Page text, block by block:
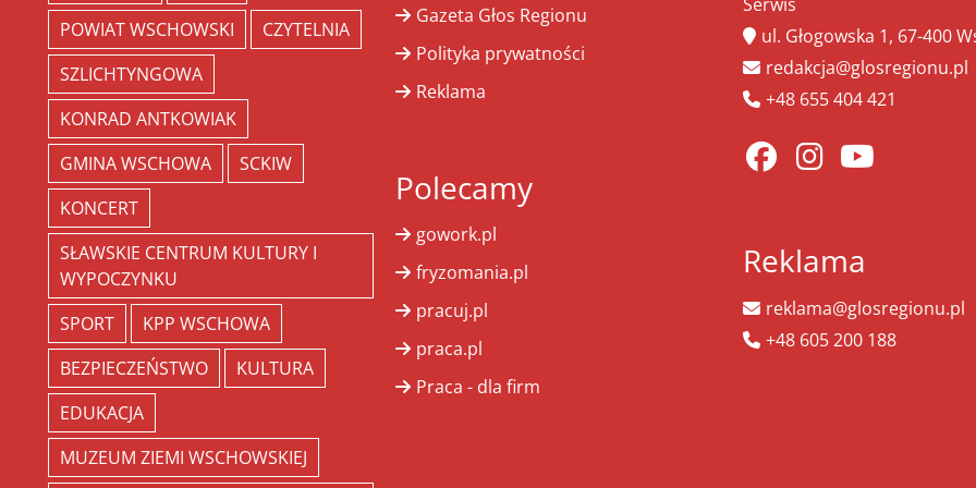
POWIAT WSCHOWSKI
CZYTELNIA
SZLICHTYNGOWA
KONRAD ANTKOWIAK
GMINA WSCHOWA
SCKIW
KONCERT
SŁAWSKIE CENTRUM KULTURY I
WYPOCZYNKU
SPORT
KPP WSCHOWA
BEZPIECZEŃSTWO
KULTURA
EDUKACJA
MUZEUM ZIEMI WSCHOWSKIEJ
Gazeta Głos Regionu
Polityka prywatności
Reklama
Polecamy
gowork.pl
fryzomania.pl
pracuj.pl
praca.pl
Praca - dla firm
ul. Głogowska 1, 67-400
redakcja@glosregionu.pl
+48 655 404 421
Reklama
reklama@glosregionu.pl
+48 605 200 188